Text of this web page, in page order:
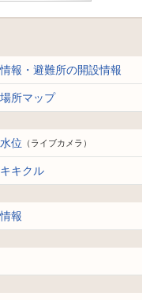
報・避難所の開設情報
所マップ
位 （ライブカメラ）
キクル
報